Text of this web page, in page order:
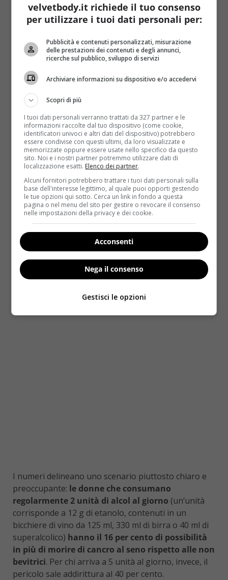
mammella, laringe, fegato e intestino.
L’analisi è stata portata avanti da Jennie Connor
University of Otago, in Nuova Zelanda, ed è stata
pubblicata sulla rivistaAddiction.La stima è che
l’alcol abbia causato circa 500mila morti in un
anno, ovvero il 5,8 per cento dei decessi totali
quanto pare non esiste una soglia minima sotto alla
quale non si corre alcun rischio – anche un bicchiere
ogni tanto presenta dei pericoli – ma
la situazione
peggiora con l’aumentare del consumo(LEGGI
ANCHE: BERE ALCOLICI E BEVANDE GASSATE: 10
ERRORI DA EVITARE PER SALVAGUARDARE LA
SALUTE).
I numeri delineano uno scenario piuttosto chiaro e
preoccupante: le donne che consumano
regolarmente 2 unità di alcol al giorno (un’unità
corrisponde a 12 g di etanolo, contenuti in un
bicchiere di vino da 125 ml, 330 ml di birra o 40 ml di
superalcolico) hanno il 16 per cento di possibilità
in più di morire di cancro al seno rispetto alle non
bevitrici. Per chi arriva a 5 unità al giorno, invece, il
pericolo sale addirittura al 40 per cento.
velvetbody.it richiede il tuo consenso
per utilizzare i tuoi dati personali per:
Pubblicità e contenuti personalizzati, misurazione
delle prestazioni dei contenuti e degli annunci,
ricerche sul pubblico, sviluppo di servizi
Archiviare informazioni su dispositivo e/o accedervi
Scopri di più
I tuoi dati personali verranno trattati da 327 partner e le
informazioni raccolte dal tuo dispositivo (come cookie,
identificatori univoci e altri dati del dispositivo) potrebbero
essere condivise con questi ultimi, da loro visualizzate e
memorizzate oppure essere usate nello specifico da questo
sito. Noi e i nostri partner potremmo utilizzare dati di
localizzazione esatti. Elenco dei partner.
Alcuni fornitori potrebbero trattare i tuoi dati personali sulla
base dell'interesse legittimo, al quale puoi opporti gestendo
le tue opzioni qui sotto. Cerca un link in fondo a questa
pagina o nel menu del sito per gestire o revocare il consenso
nelle impostazioni della privacy e dei cookie.
Acconsenti
Nega il consenso
Gestisci le opzioni